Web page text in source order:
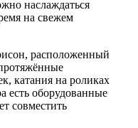
наслаждаться
на свежем
расположенный
катания на роликах
есть оборудованные
совместить